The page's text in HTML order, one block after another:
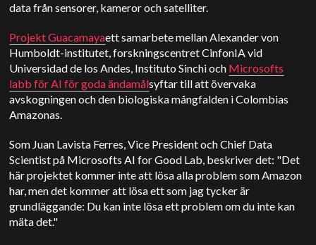
data från sensorer, kameror och satelliter.
Projekt Guacamayaett samarbete mellan Alexander von
Humboldt-institutet, forskningscentret CinfonIA vid
Universidad de los Andes, Instituto Sinchi och Microsofts
labb för AI för goda ändamålsyftar till att övervaka
avskogningen och den biologiska mångfalden i Colombias
Amazonas.
Som Juan Lavista Ferres, Vice President och Chief Data
Scientist på Microsofts AI for Good Lab, beskriver det: "Det
här projektet kommer inte att lösa alla problem som Amazon
har, men det kommer att lösa ett som jag tycker är
grundläggande: Du kan inte lösa ett problem om du inte kan
mäta det."